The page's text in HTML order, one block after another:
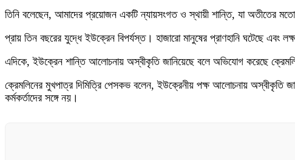
তিনি বলেছেন, আমাদের প্রয়োজন একটি ন্যায়সংগত ও স্থায়ী শান্তি, যা অতীতের মতো
প্রায় তিন বছরের যুদ্ধে ইউক্রেন বিপর্যস্ত। হাজারো মানুষের প্রাণহানি ঘটেছে এবং
এদিকে, ইউক্রেন শান্তি আলোচনায় অস্বীকৃতি জানিয়েছে বলে অভিযোগ করেছে
ক্রেমলিনের মুখপাত্র দিমিত্রি পেসকভ বলেন, ইউক্রেনীয় পক্ষ আলোচনায় অস্বীকৃতি
কর্মকর্তাদের সঙ্গে নয়।